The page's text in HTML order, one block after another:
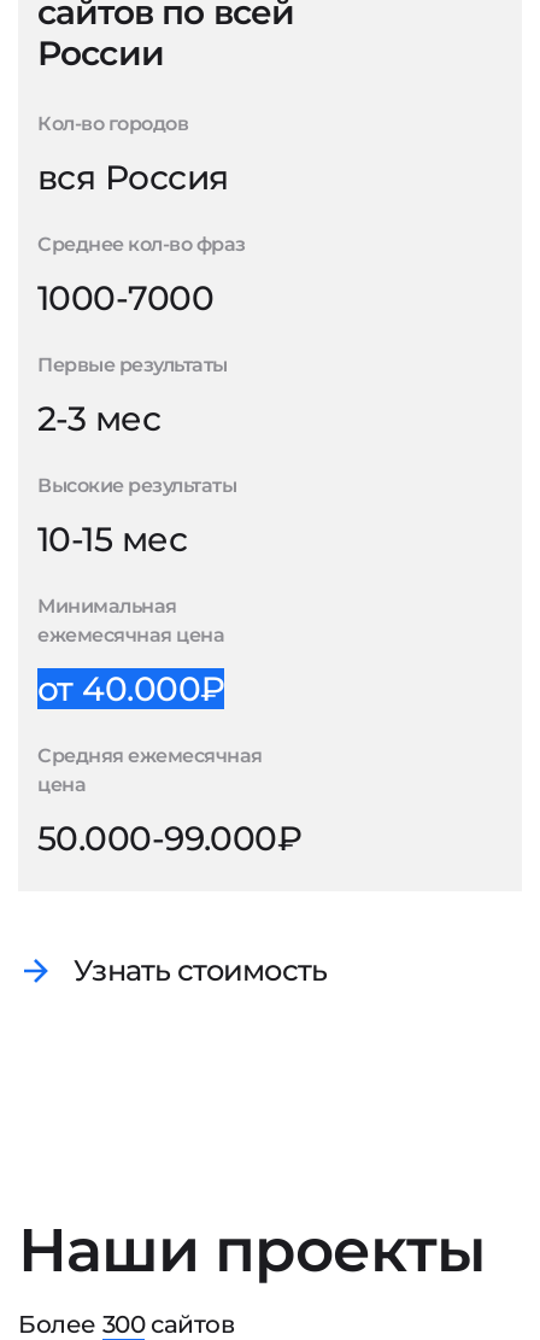
сайтов по всей
России
Кол-во городов
вся Россия
Среднее кол-во фраз
1000-7000
Первые результаты
2-3 мес
Высокие результаты
10-15 мес
Минимальная
ежемесячная цена
от 40.000₽
Средняя ежемесячная
цена
50.000-99.000₽
Узнать стоимость
Наши проекты
Более 300сайтов